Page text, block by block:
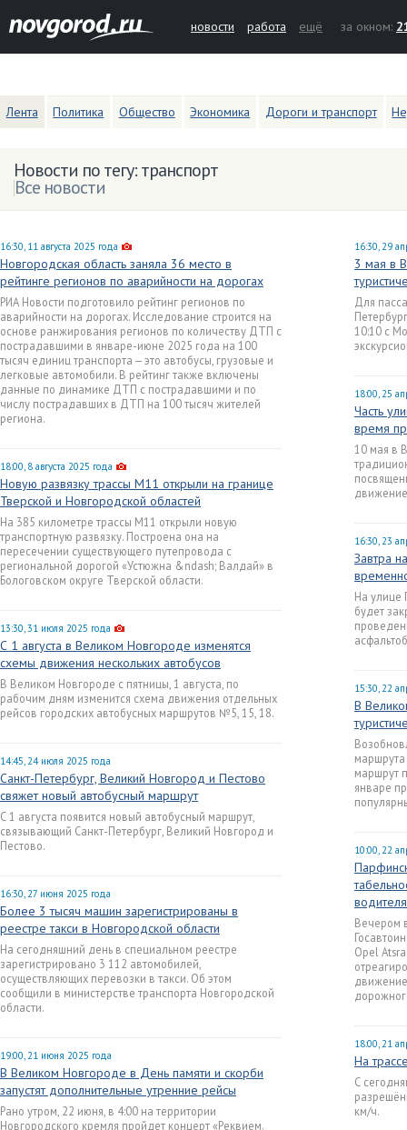
новости работа ещё за окном:
Лента Политика Общество Экономика Дороги и транспорт
Новости по тегу: транспорт
Все новости
16:30, 11 августа 2025 года
Новгородская область заняла 36 место в
рейтинге регионов по аварийности на дорогах
РИА Новости подготовило рейтинг регионов по
аварийности на дорогах. Исследование строится на
основе ранжирования регионов по количеству ДТП с
пострадавшими в январе-июне 2025 года на 100
тысяч единиц транспорта — это автобусы, грузовые и
легковые автомобили. В рейтинг также включены
данные по динамике ДТП с пострадавшими и по
числу пострадавших в ДТП на 100 тысяч жителей
региона.
18:00, 8 августа 2025 года
Новую развязку трассы М11 открыли на границе
Тверской и Новгородской областей
На 385 километре трассы М11 открыли новую
транспортную развязку. Построена она на
пересечении существующего путепровода с
региональной дорогой «Устюжна &ndash; Валдай» в
Бологовском округе Тверской области.
13:30, 31 июля 2025 года
С 1 августа в Великом Новгороде изменятся
схемы движения нескольких автобусов
В Великом Новгороде с пятницы, 1 августа, по
рабочим дням изменится схема движения отдельных
рейсов городских автобусных маршрутов №5, 15, 18.
14:45, 24 июля 2025 года
Санкт-Петербург, Великий Новгород и Пестово
свяжет новый автобусный маршрут
С 1 августа появится новый автобусный маршрут,
связывающий Санкт-Петербург, Великий Новгород и
Пестово.
16:30, 27 июня 2025 года
Более 3 тысяч машин зарегистрированы в
реестре такси в Новгородской области
На сегодняшний день в специальном реестре
зарегистрировано 3 112 автомобилей,
осуществляющих перевозки в такси. Об этом
сообщили в министерстве транспорта Новгородской
области.
19:00, 21 июня 2025 года
В Великом Новгороде в День памяти и скорби
запустят дополнительные утренние рейсы
Рано утром, 22 июня, в 4:00 на территории
Новгородского кремля пройдет концерт «Реквием.
16:30, 29
3 мая в
Для
10:10 с
18:00, 25
Часть
время
10 мая в
16:30, 23
Завтра
На улице
будет
15:30, 22
В
маршрут
январе
10:00, 22
водителя
Вечером
Opel
18:00, 21
На
С
км/ч.